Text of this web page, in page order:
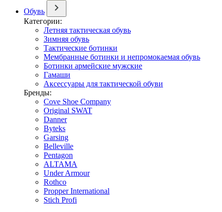
Обувь
Категории:
Летняя тактическая обувь
Зимняя обувь
Тактические ботинки
Мембранные ботинки и непромокаемая обувь
Ботинки армейские мужские
Гамаши
Аксессуары для тактической обуви
Бренды:
Cove Shoe Company
Original SWAT
Danner
Byteks
Garsing
Belleville
Pentagon
ALTAMA
Under Armour
Rothco
Propper International
Stich Profi